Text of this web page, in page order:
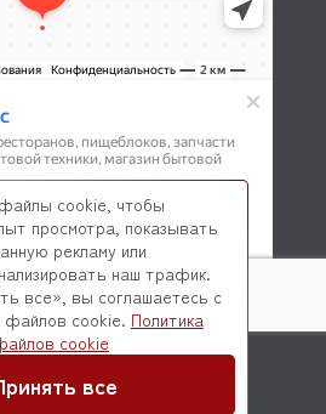
Интернет-магазин запчастей
кухни
cookie, чтобы
просмотра, показывать
рекламу или
наш трафик.
все», вы соглашаетесь с
файлов cookie. Политика
cookie
все